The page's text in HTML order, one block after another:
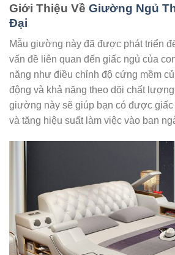
Giới Thiệu Về Giường Ngủ
Đại
Mẫu giường này đã được phát triển
vấn đề liên quan đến giấc ngủ của
năng như điều chỉnh độ cứng mềm
động và khả năng theo dõi chất
giường này sẽ giúp bạn có được
và tăng hiệu suất làm việc vào ban